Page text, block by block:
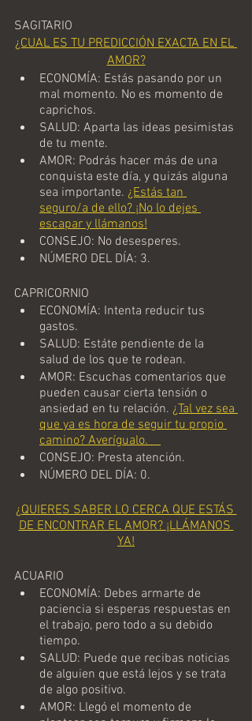
SAGITARIO
¿CUAL ES TU PREDICCIÓN EXACTA EN EL
AMOR?
ECONOMÍA: Estás pasando por un
mal momento. No es momento de
caprichos.
SALUD: Aparta las ideas pesimistas
de tu mente.
AMOR: Podrás hacer más de una
conquista este día, y quizás alguna
sea importante. ¿Estás tan
seguro/a de ello? ¡No lo dejes
escapar y llámanos!
CONSEJO: No desesperes.
NÚMERO DEL DÍA: 3.
CAPRICORNIO
ECONOMÍA: Intenta reducir tus
gastos.
SALUD: Estáte pendiente de la
salud de los que te rodean.
AMOR: Escuchas comentarios que
pueden causar cierta tensión o
ansiedad en tu relación. ¿Tal vez sea
que ya es hora de seguir tu propio
camino? Averígualo.
CONSEJO: Presta atención.
NÚMERO DEL DÍA: 0.
¿QUIERES SABER LO CERCA QUE ESTÁS
DE ENCONTRAR EL AMOR? ¡LLÁMANOS
YA!
ACUARIO
ECONOMÍA: Debes armarte de
paciencia si esperas respuestas en
el trabajo, pero todo a su debido
tiempo.
SALUD: Puede que recibas noticias
de alguien que está lejos y se trata
de algo positivo.
AMOR: Llegó el momento de